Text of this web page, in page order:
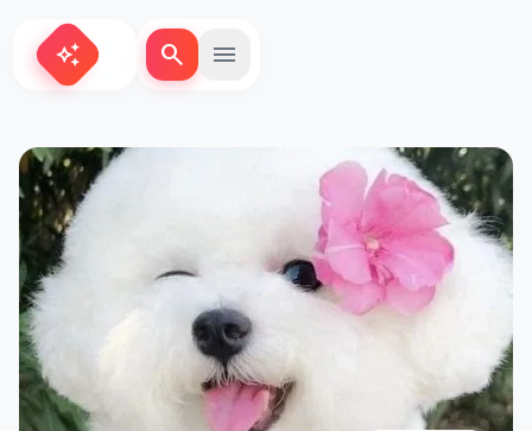
auto_awesome search menu